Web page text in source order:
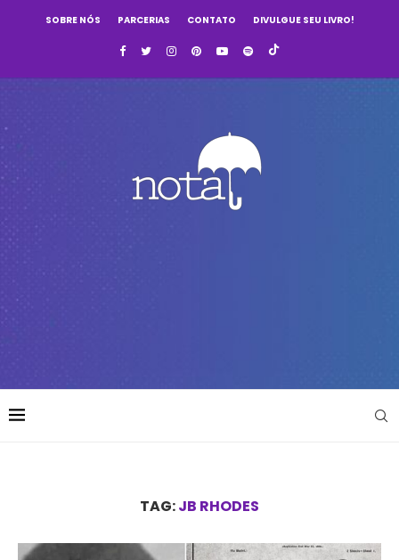
SOBRE NÓS PARCERIAS CONTATO DIVULGUE SEU LIVRO!
TAG:JB RHODES